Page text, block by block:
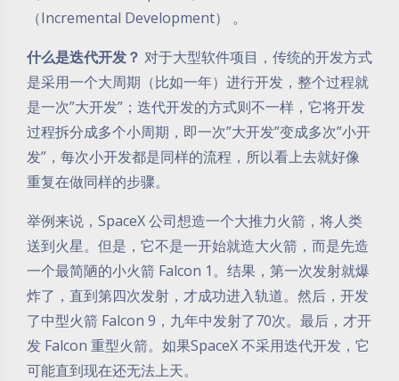
（Incremental Development） 。
什么是迭代开发？ 对于大型软件项目，传统的开发方式
是采用一个大周期（比如一年）进行开发，整个过程就
是一次”大开发”；迭代开发的方式则不一样，它将开发
过程拆分成多个小周期，即一次”大开发”变成多次”小开
发”，每次小开发都是同样的流程，所以看上去就好像
重复在做同样的步骤。
举例来说，SpaceX 公司想造一个大推力火箭，将人类
送到火星。但是，它不是一开始就造大火箭，而是先造
一个最简陋的小火箭 Falcon 1。结果，第一次发射就爆
炸了，直到第四次发射，才成功进入轨道。然后，开发
了中型火箭 Falcon 9，九年中发射了70次。最后，才开
发 Falcon 重型火箭。如果SpaceX 不采用迭代开发，它
可能直到现在还无法上天。